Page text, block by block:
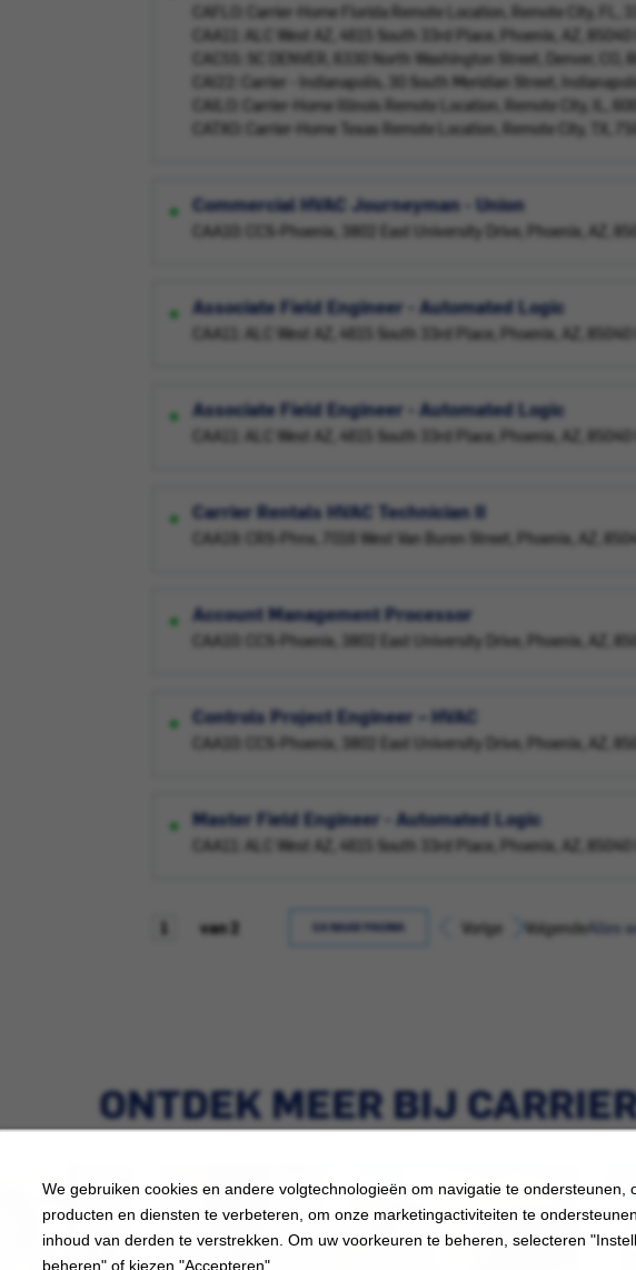
We gebruiken cookies en andere volgtechnologieën om navigatie te ondersteunen,
producten en diensten te verbeteren, om onze marketingactiviteiten te
inhoud van derden te verstrekken. Om uw voorkeuren te beheren, selecteren
beheren" of kiezen "Accepteren"
CAFLO: Carrier-Home Florida Remote Location, Remote City, FL,
CAA11: ALC West AZ, 4615 South 33rd Place, Phoenix, AZ, 85040
CAC55: SC DENVER, 6330 North Washington Street, Denver, CO,
CAI22: Carrier - Indianapolis, 30 South Meridian Street,
CAILO: Carrier-Home Illinois Remote Location, Remote City, IL,
CATXO: Carrier-Home Texas Remote Location, Remote City, TX,
Commercial HVAC Journeyman - Union
CAA10: CCS-Phoenix, 3802 East University Drive, Phoenix, AZ,
Associate Field Engineer - Automated Logic
CAA11: ALC West AZ, 4615 South 33rd Place, Phoenix, AZ, 85040
Associate Field Engineer - Automated Logic
CAA11: ALC West AZ, 4615 South 33rd Place, Phoenix, AZ, 85040
Carrier Rentals HVAC Technician II
CAA19: CRS-Phnx, 7016 West Van Buren Street, Phoenix, AZ,
Account Management Processor
CAA10: CCS-Phoenix, 3802 East University Drive, Phoenix, AZ,
Controls Project Engineer – HVAC
CAA10: CCS-Phoenix, 3802 East University Drive, Phoenix, AZ,
Master Field Engineer - Automated Logic
CAA11: ALC West AZ, 4615 South 33rd Place, Phoenix, AZ, 85040
van 2 GA NAAR PAGINA Vorige VolgendeAlles
ONTDEK MEER BIJ